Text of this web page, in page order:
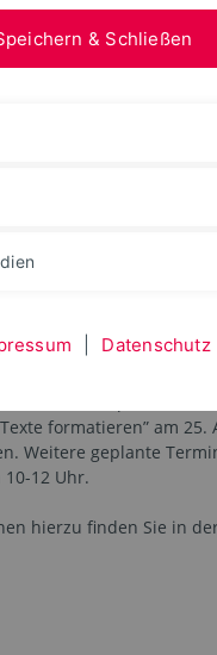
-
in MS
Workshop zum Thema
formatieren” am 25.
Weitere geplante
10-12 Uhr.
hierzu finden Sie in
& Schließen
Datenschutz